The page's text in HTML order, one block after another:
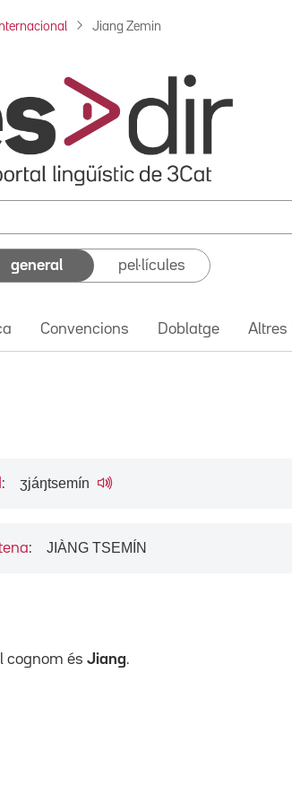
Internacional Jiang Zemin
general pel·lícules
Convencions Doblatge Altres
: ʒjáŋtsemín
: JIÀNG TSEMÍN
cognom és Jiang.